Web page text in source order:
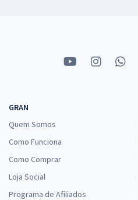
GRAN
Quem Somos
Como Funciona
Como Comprar
Loja Social
Programa de Afiliados